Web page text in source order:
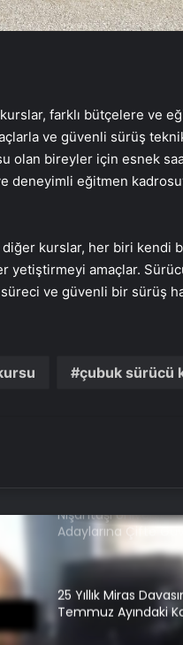
farklı bütçelere ve
ve güvenli sürüş
olan bireyler için esnek
deneyimli eğitmen
diğer kurslar, her biri kendi
yetiştirmeyi amaçlar.
ve güvenli bir sürüş
çubuk sürücü
Malatya
Sigorta Çözümleri
ve Güvenilir Hizmet
İzmir transfer
25 Yıllık Miras
Temmuz Ayındaki
Duruşmasına Çevrildi
Ortopodoloji İle
Yarası Tedavisi